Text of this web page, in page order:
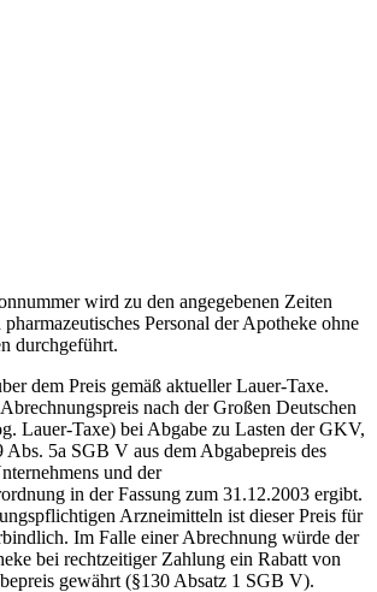
wird zu den angegebenen Zeiten
Personal der Apotheke ohne
durchgeführt.
dem Preis gemäß aktueller Lauer-Taxe.
nach der Großen Deutschen
Lauer-Taxe) bei Abgabe zu Lasten der GKV,
Abs. 5a SGB V aus dem Abgabepreis des
und der
in der Fassung zum 31.12.2003 ergibt.
Arzneimitteln ist dieser Preis für
Im Falle einer Abrechnung würde der
bei rechtzeitiger Zahlung ein Rabatt von
gewährt (§130 Absatz 1 SGB V).